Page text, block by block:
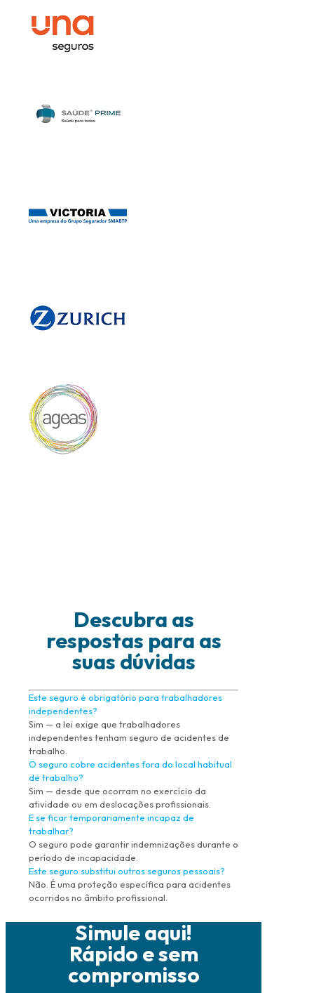
Descubra as
respostas para as
suas dúvidas
Este seguro é obrigatório para trabalhadores
independentes?
Sim — a lei exige que trabalhadores
independentes tenham seguro de acidentes de
trabalho.
O seguro cobre acidentes fora do local habitual
de trabalho?
Sim — desde que ocorram no exercício da
atividade ou em deslocações profissionais.
E se ficar temporariamente incapaz de
trabalhar?
O seguro pode garantir indemnizações durante o
período de incapacidade.
Este seguro substitui outros seguros pessoais?
Não. É uma proteção específica para acidentes
ocorridos no âmbito profissional.
Simule aqui!
Rápido e sem
compromisso